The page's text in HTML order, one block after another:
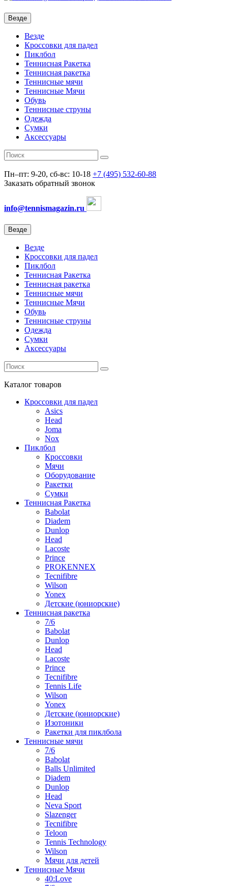
Везде
Везде
Кроссовки для падел
Пиклбол
Теннисная Ракетка
Теннисная ракетка
Теннисные мячи
Теннисные Мячи
Обувь
Теннисные струны
Одежда
Сумки
Аксессуары
Пн–пт: 9-20, сб-вс: 10-18 +7 (495) 532-60-88
Заказать обратный звонок
info@tennismagazin.ru
Везде
Везде
Кроссовки для падел
Пиклбол
Теннисная Ракетка
Теннисная ракетка
Теннисные мячи
Теннисные Мячи
Обувь
Теннисные струны
Одежда
Сумки
Аксессуары
Каталог товаров
Кроссовки для падел
Asics
Head
Joma
Nox
Пиклбол
Кроссовки
Мячи
Оборудование
Ракетки
Сумки
Теннисная Ракетка
Babolat
Diadem
Dunlop
Head
Lacoste
Prince
PROKENNEX
Tecnifibre
Wilson
Yonex
Детские (юниорские)
Теннисная ракетка
7/6
Babolat
Dunlop
Head
Lacoste
Prince
Tecnifibre
Tennis Life
Wilson
Yonex
Детские (юниорские)
Изотоники
Ракетки для пиклбола
Теннисные мячи
7/6
Babolat
Balls Unlimited
Diadem
Dunlop
Head
Neva Sport
Slazenger
Tecnifibre
Teloon
Tennis Technology
Wilson
Мячи для детей
Теннисные Мячи
40:Love